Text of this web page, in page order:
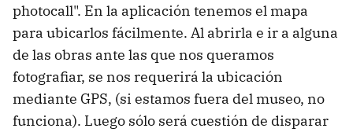
photocall". En la aplicación tenemos el mapa
para ubicarlos fácilmente. Al abrirla e ir a alguna
de las obras ante las que nos queramos
fotografiar, se nos requerirá la ubicación
mediante GPS, (si estamos fuera del museo, no
funciona). Luego sólo será cuestión de disparar